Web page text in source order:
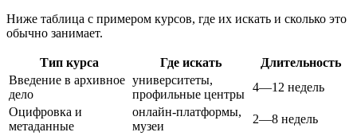
Ниже таблица с примером курсов, где их искать и сколько это
обычно занимает.
Тип курса Где искать
Длительность
Введение в архивное
дело
университеты,
профильные центры
4—12 недель
Оцифровка и
метаданные
онлайн-платформы,
музеи
2—8 недель